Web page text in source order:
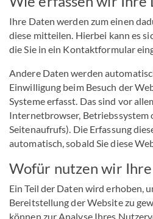
Ihre Daten werden zum einen
diese mitteilen. Hierbei kann es
die Sie in ein Kontaktformular
Andere Daten werden
Einwilligung beim Besuch der
Systeme erfasst. Das sind vor
Internetbrowser, Betriebssystem
Seitenaufrufs). Die Erfassung
automatisch, sobald Sie diese
Wofür nutzen wir
Ein Teil der Daten wird erhoben,
Bereitstellung der Website zu
können zur Analyse Ihres